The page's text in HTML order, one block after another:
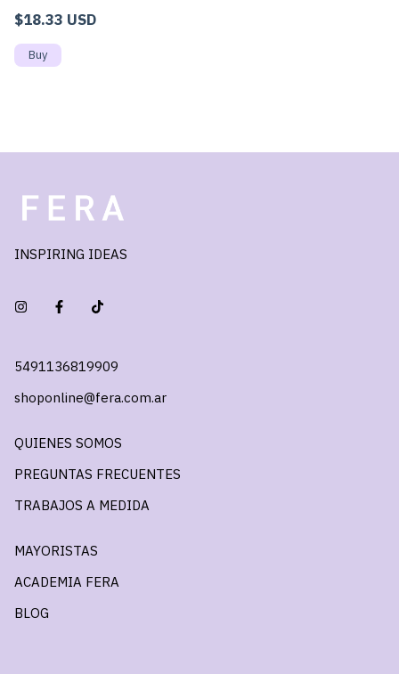
$18.33 USD
INSPIRING IDEAS
5491136819909
shoponline@fera.com.ar
QUIENES SOMOS
PREGUNTAS FRECUENTES
TRABAJOS A MEDIDA
MAYORISTAS
ACADEMIA FERA
BLOG